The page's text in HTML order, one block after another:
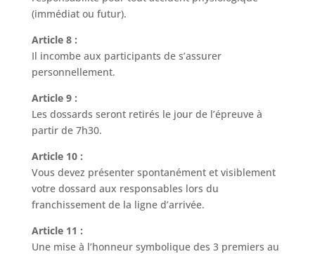
(immédiat ou futur).
Article 8 :
Il incombe aux participants de s’assurer
personnellement.
Article 9 :
Les dossards seront retirés le jour de l’épreuve à
partir de 7h30.
Article 10 :
Vous devez présenter spontanément et visiblement
votre dossard aux responsables lors du
franchissement de la ligne d’arrivée.
Article 11 :
Une mise à l’honneur symbolique des 3 premiers au